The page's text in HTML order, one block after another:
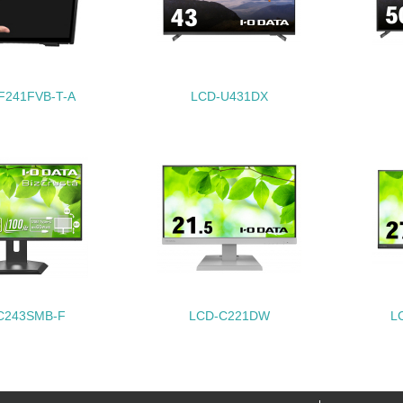
購入、原材料のトレーサビリティの確認等）を行っている
面の取り組み
<L1> 「人権・労働等」に関する方針、規定等を持っている
<L1> 「公正・適正な取引」に関する方針、規定等を持っている
<L1> 「情報セキュリティ」に関する方針、規定等を持っている
T-A LCD-U431DX
F LCD-C221DW